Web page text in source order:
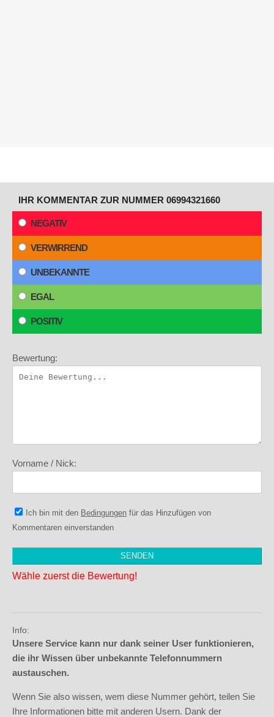
IHR KOMMENTAR ZUR NUMMER 06994321660
NEGATIV
VERWIRREND
UNBEKANNTE
EGAL
POSITIV
Bewertung:
Vorname / Nick:
Ich bin mit den Bedingungen für das Hinzufügen von
Kommentaren einverstanden
Wähle zuerst die Bewertung!
Info:
Unsere Service kann nur dank seiner User funktionieren,
die ihr Wissen über unbekannte Telefonnummern
austauschen.
Wenn Sie also wissen, wem diese Nummer gehört, teilen Sie
Ihre Informationen bitte mit anderen Usern. Dank der